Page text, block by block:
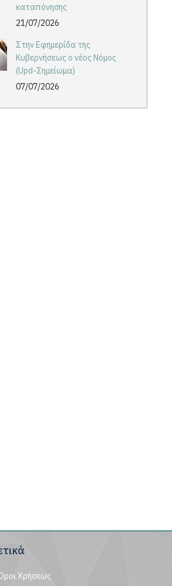
καταπόνησης
21/07/2026
Στην Εφημερίδα της
Κυβερνήσεως ο νέος Νόμος
(Upd-Σημείωμα)
07/07/2026
Χρήσεως